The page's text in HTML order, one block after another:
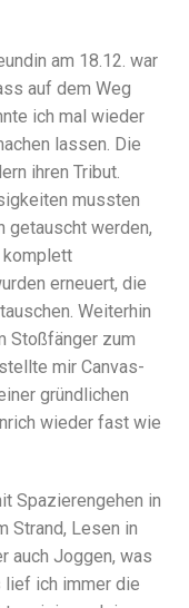
am 18.12. war
auf dem Weg
ich mal wieder
lassen. Die
ihren Tribut.
mussten
getauscht werden,
erneuert, die
Weiterhin
Stoßfänger zum
mir Canvas-
gründlichen
wieder fast wie
Spazierengehen in
Strand, Lesen in
auch Joggen, was
lief ich immer die